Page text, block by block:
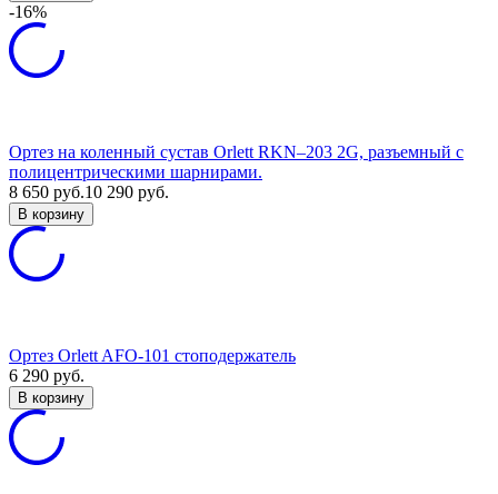
-16%
Ортез на коленный сустав Orlett RKN–203 2G, разъемный с
полицентрическими шарнирами.
8 650 руб.10 290 руб.
В корзину
Ортез Orlett AFO-101 стоподержатель
6 290 руб.
В корзину